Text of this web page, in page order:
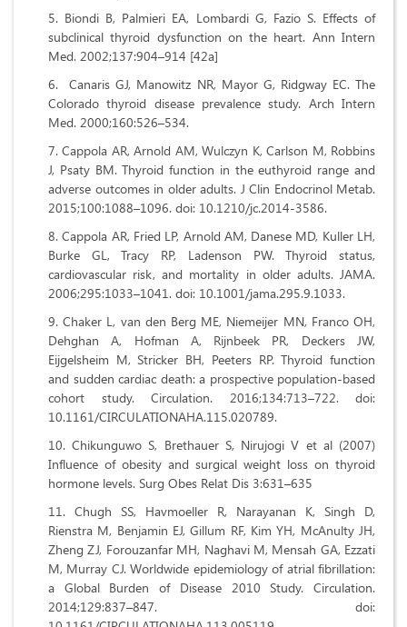
Biondi B, Palmieri EA, Lombardi G, Fazio S. Effects of
subclinical thyroid dysfunction on the heart. Ann Intern
Med. 2002;137:904–914 [42a]
Canaris GJ, Manowitz NR, Mayor G, Ridgway EC. The
Colorado thyroid disease prevalence study. Arch Intern
Med. 2000;160:526–534.
Cappola AR, Arnold AM, Wulczyn K, Carlson M, Robbins
J, Psaty BM. Thyroid function in the euthyroid range and
adverse outcomes in older adults. J Clin Endocrinol Metab.
2015;100:1088–1096. doi: 10.1210/jc.2014-3586.
Cappola AR, Fried LP, Arnold AM, Danese MD, Kuller LH,
Burke GL, Tracy RP, Ladenson PW. Thyroid status,
cardiovascular risk, and mortality in older adults. JAMA.
2006;295:1033–1041. doi: 10.1001/jama.295.9.1033.
Chaker L, van den Berg ME, Niemeijer MN, Franco OH,
Dehghan A, Hofman A, Rijnbeek PR, Deckers JW,
Eijgelsheim M, Stricker BH, Peeters RP. Thyroid function
and sudden cardiac death: a prospective population-based
cohort study. Circulation. 2016;134:713–722. doi:
10.1161/CIRCULATIONAHA.115.020789.
Chikunguwo S, Brethauer S, Nirujogi V et al (2007)
Influence of obesity and surgical weight loss on thyroid
hormone levels. Surg Obes Relat Dis 3:631–635
Chugh SS, Havmoeller R, Narayanan K, Singh D,
Rienstra M, Benjamin EJ, Gillum RF, Kim YH, McAnulty JH,
Zheng ZJ, Forouzanfar MH, Naghavi M, Mensah GA, Ezzati
M, Murray CJ. Worldwide epidemiology of atrial fibrillation:
a Global Burden of Disease 2010 Study. Circulation.
2014;129:837–847. doi: